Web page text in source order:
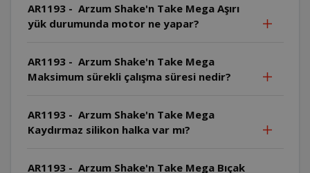
AR1193 - Arzum Shake'n Take Mega Aşırı
yük durumunda motor ne yapar?
AR1193 - Arzum Shake'n Take Mega
Maksimum sürekli çalışma süresi nedir?
AR1193 - Arzum Shake'n Take Mega
Kaydırmaz silikon halka var mı?
AR1193 - Arzum Shake'n Take Mega Bıçak